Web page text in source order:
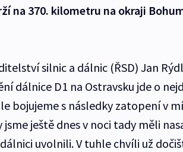
na 370. kilometru na okraji
silnic a dálnic (ŘSD) Jan
dálnice D1 na Ostravsku jde o
bojujeme s následky zatopení v
jsme ještě dnes v noci tady měli
uvolnili. V tuhle chvíli už